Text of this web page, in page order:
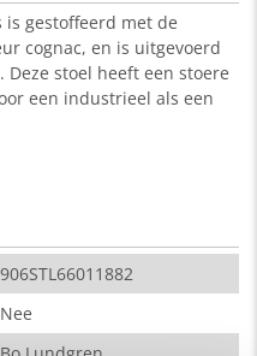
gestoffeerd met de
stoel heeft een stoere
een industrieel als een
906STL66011882
Nee